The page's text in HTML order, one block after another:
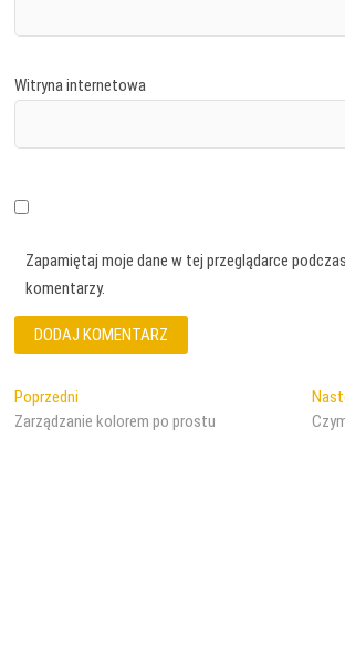
Witryna internetowa
Zapamiętaj moje dane w tej przeglądarce
komentarzy.
Nawigacja
wpisu
Poprzedni
wpis:
Zarządzanie kolorem po prostu